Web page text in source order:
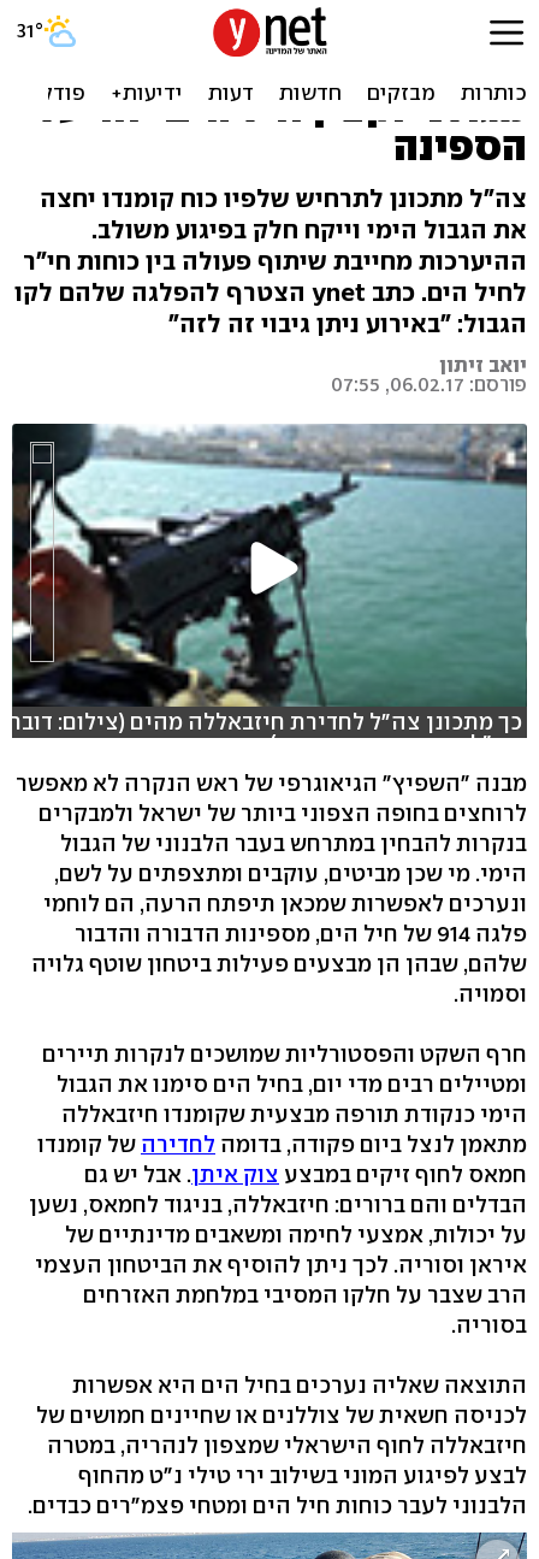
מתכוננים לחדירה של
חיזבאללה מכיוון הים: מג"ד
מגולני וקצין חיל הים יחד על
הספינה
צה"ל מתכונן לתרחיש שלפיו כוח קומנדו יחצה
את הגבול הימי וייקח חלק בפיגוע משולב.
ההיערכות מחייבת שיתוף פעולה בין כוחות חי"ר
לחיל הים. כתב ynet הצטרף להפלגה שלהם לקו
הגבול: "באירוע ניתן גיבוי זה לזה"
יואב זיתון
פורסם: 06.02.17, 07:55
כך מתכונן צה"ל לחדירת חיזבאללה מהים (צילום: דובר
צה"ל, עריכה: תמר אברהם)
מבנה "השפיץ" הגיאוגרפי של ראש הנקרה לא מאפשר
לרוחצים בחופה הצפוני ביותר של ישראל ולמבקרים
בנקרות להבחין במתרחש בעבר הלבנוני של הגבול
הימי. מי שכן מביטים, עוקבים ומתצפתים על לשם,
ונערכים לאפשרות שמכאן תיפתח הרעה, הם לוחמי
פלגה 914 של חיל הים, מספינות הדבורה והדבור
שלהם, שבהן הן מבצעים פעילות ביטחון שוטף גלויה
וסמויה.
חרף השקט והפסטורליות שמושכים לנקרות תיירים
ומטיילים רבים מדי יום, בחיל הים סימנו את הגבול
הימי כנקודת תורפה מבצעית שקומנדו חיזבאללה
מתאמן לנצל ביום פקודה, בדומה לחדירה של קומנדו
חמאס לחוף זיקים במבצע צוק איתן. אבל יש גם
הבדלים והם ברורים: חיזבאללה, בניגוד לחמאס, נשען
על יכולות, אמצעי לחימה ומשאבים מדינתיים של
איראן וסוריה. לכך ניתן להוסיף את הביטחון העצמי
הרב שצבר על חלקו המסיבי במלחמת האזרחים
בסוריה.
התוצאה שאליה נערכים בחיל הים היא אפשרות
לכניסה חשאית של צוללנים או שחיינים חמושים של
חיזבאללה לחוף הישראלי שמצפון לנהריה, במטרה
לבצע לפיגוע המוני בשילוב ירי טילי נ"ט מהחוף
הלבנוני לעבר כוחות חיל הים ומטחי פצמ"רים כבדים.